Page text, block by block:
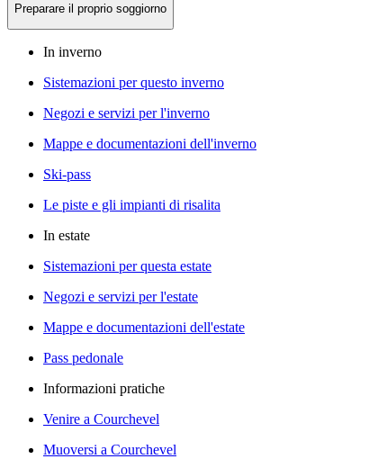
Preparare il proprio soggiorno
In inverno
Sistemazioni per questo inverno
Negozi e servizi per l'inverno
Mappe e documentazioni dell'inverno
Ski-pass
Le piste e gli impianti di risalita
In estate
Sistemazioni per questa estate
Negozi e servizi per l'estate
Mappe e documentazioni dell'estate
Pass pedonale
Informazioni pratiche
Venire a Courchevel
Muoversi a Courchevel